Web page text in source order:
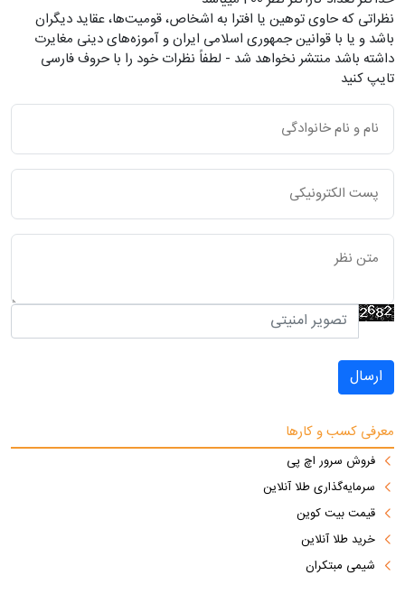
نظراتی که حاوی توهین یا افترا به اشخاص، قومیت‌ها، عقاید دیگران
باشد و یا با قوانین جمهوری اسلامی ایران و آموزه‌های دینی مغایرت
داشته باشد منتشر نخواهد شد - لطفاً نظرات خود را با حروف فارسی
تایپ کنید
ارسال
معرفی کسب و کارها
فروش سرور اچ پی
سرمایه‌گذاری طلا آنلاین
قیمت بیت کوین
خرید طلا آنلاین
شیمی مبتکران